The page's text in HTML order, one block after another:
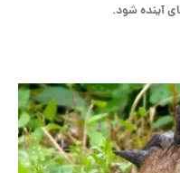
آینده شود.